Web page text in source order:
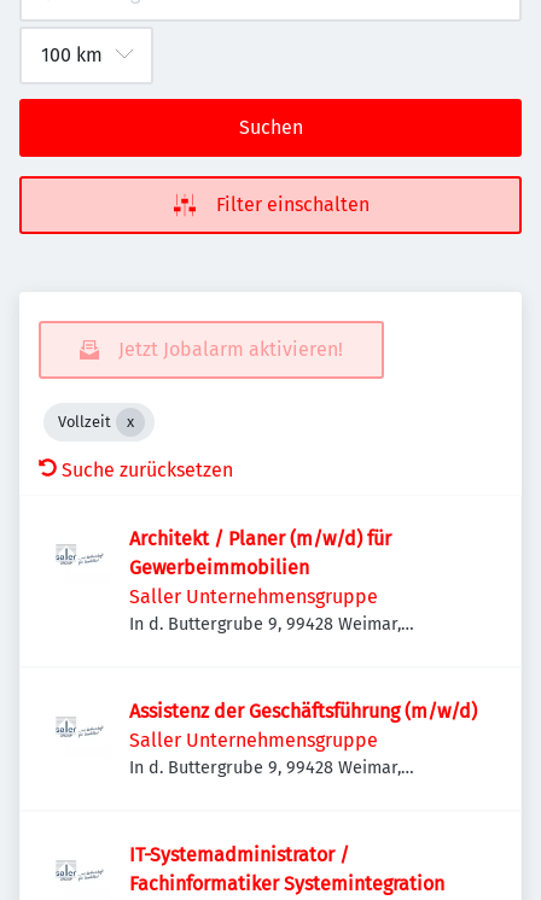
Suchen
Filter einschalten
Jetzt Jobalarm aktivieren!
Vollzeit
Suche zurücksetzen
Architekt / Planer (m/w/d) für
Gewerbeimmobilien
Saller Unternehmensgruppe
In d. Buttergrube 9, 99428 Weimar,
Assistenz der Geschäftsführung (m/w/d)
Saller Unternehmensgruppe
In d. Buttergrube 9, 99428 Weimar,
IT-Systemadministrator /
Fachinformatiker Systemintegration